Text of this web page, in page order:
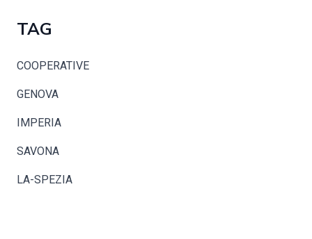
TAG
COOPERATIVE
GENOVA
IMPERIA
SAVONA
LA-SPEZIA